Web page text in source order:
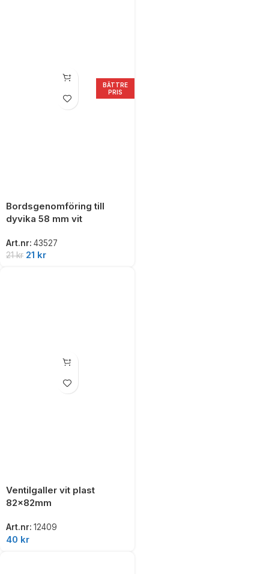
BÄTTRE
PRIS
Bordsgenomföring till
dyvika 58 mm vit
Art.nr: 43527
21kr 21 kr
Ventilgaller vit plast
82x82mm
Art.nr: 12409
40 kr